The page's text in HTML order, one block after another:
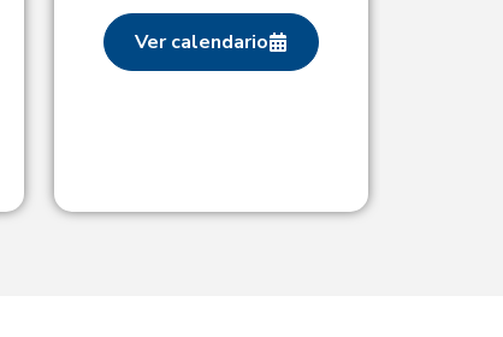
Ver calendario